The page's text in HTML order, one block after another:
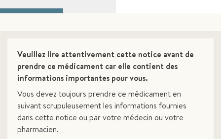
Veuillez lire attentivement cette notice avant de
prendre ce médicament car elle contient des
informations importantes pour vous.
Vous devez toujours prendre ce médicament en
suivant scrupuleusement les informations fournies
dans cette notice ou par votre médecin ou votre
pharmacien.